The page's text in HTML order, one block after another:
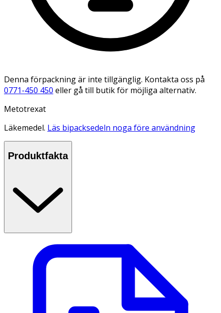
Denna förpackning är inte tillgänglig. Kontakta oss på
0771-450 450 eller gå till butik för möjliga alternativ.
Metotrexat
Läkemedel. Läs bipacksedeln noga före användning
Produktfakta